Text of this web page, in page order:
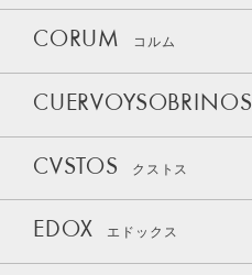
CORUM コルム
CUERVOYSOBRINOS
CVSTOS クストス
EDOX エドックス